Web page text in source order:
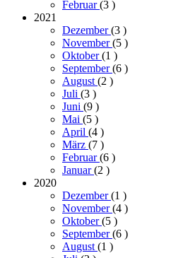
Februar(3 )
2021
Dezember(3 )
November(5 )
Oktober(1 )
September(6 )
August(2 )
Juli (3 )
Juni (9 )
Mai (5 )
April (4 )
März (7 )
Februar(6 )
Januar(2 )
2020
Dezember(1 )
November(4 )
Oktober(5 )
September(6 )
August(1 )